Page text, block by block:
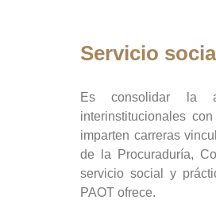
Servicio
Es consolidar la
interinstitucionales
imparten carreras
de la Procuraduría,
servicio social y
PAOT ofrece.